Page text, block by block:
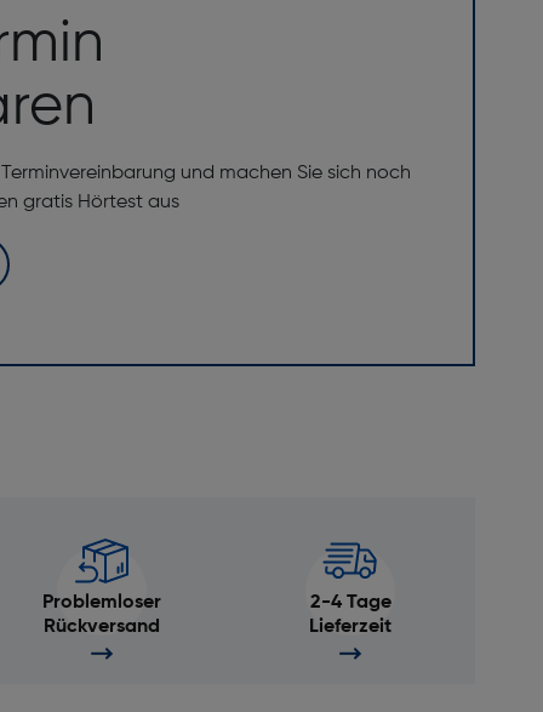
und machen Sie sich noch
gratis Hörtest aus
Problemloser
Rückversand
2-4 Tage
Lieferzeit